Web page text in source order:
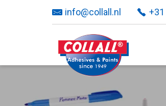
info@collall.nl